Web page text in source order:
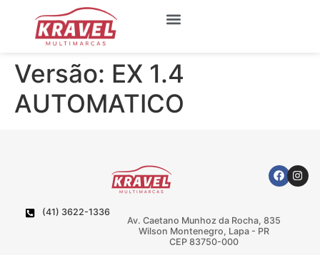
Versão: EX 1.4
AUTOMATICO
(41) 3622-1336
Av. Caetano Munhoz da Rocha, 835
Wilson Montenegro, Lapa - PR
CEP 83750-000